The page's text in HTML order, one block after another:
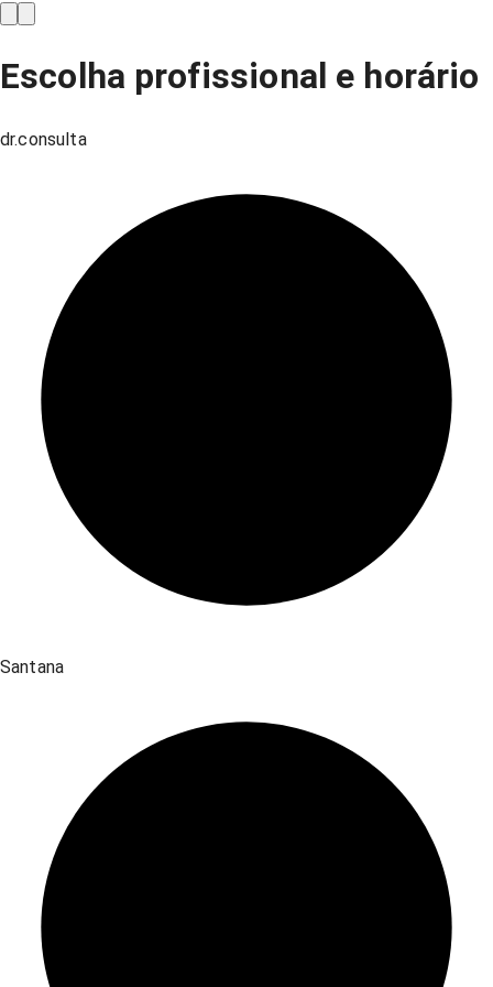
Escolha profissional e horário
dr.consulta
Santana